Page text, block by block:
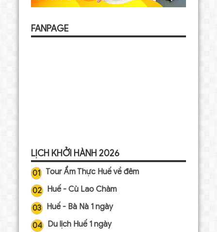
FANPAGE
LỊCH KHỞI HÀNH 2026
01 Tour Ẩm Thực Huế về đêm
02 Huế - Cù Lao Chàm
03 Huế - Bà Nà 1 ngày
04 Du lịch Huế 1 ngày